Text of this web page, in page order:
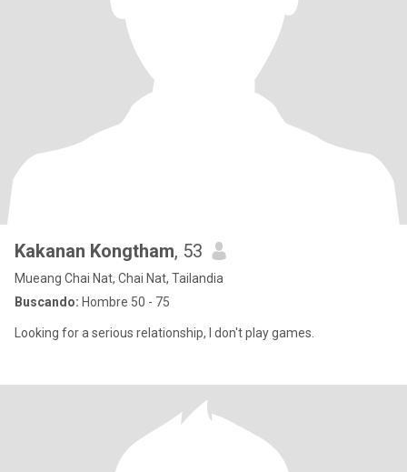
Kakanan Kongtham, 53
Mueang Chai Nat, Chai Nat, Tailandia
Buscando: Hombre 50 - 75
Looking for a serious relationship, I don't play games.